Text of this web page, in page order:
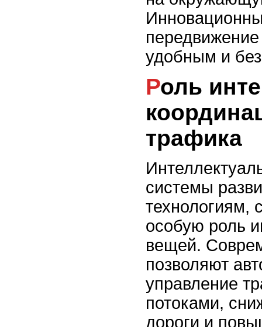
удобным и
Роль интернета вещей в
трафика
системы
технологиям,
особую роль
вещей.
позволяют
управление
потоками,
дороги и